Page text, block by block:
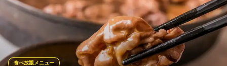
20種類シュラスコ(ブラジル式BBQ)食べ放題＋サイドメニュー3品
4620円からお楽しみ頂けます。当店一番人気の【ピッカーニャ】
や”肉の塊串”、”野菜串”《焼きパイナップル》など豊富なメニュー
がウリ。こだわりの【肉質】肉の部位ごとに最適な【味】専属の
焼き手による【カット】で提供
食べ放題メニュー